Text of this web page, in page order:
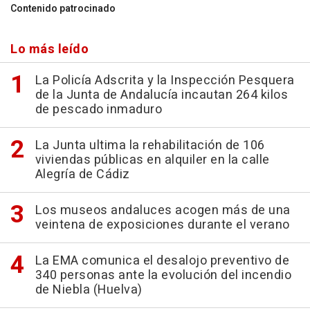
Contenido patrocinado
Lo más leído
La Policía Adscrita y la Inspección Pesquera
de la Junta de Andalucía incautan 264 kilos
de pescado inmaduro
La Junta ultima la rehabilitación de 106
viviendas públicas en alquiler en la calle
Alegría de Cádiz
Los museos andaluces acogen más de una
veintena de exposiciones durante el verano
La EMA comunica el desalojo preventivo de
340 personas ante la evolución del incendio
de Niebla (Huelva)